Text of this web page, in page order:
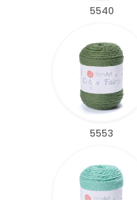
5540
5553